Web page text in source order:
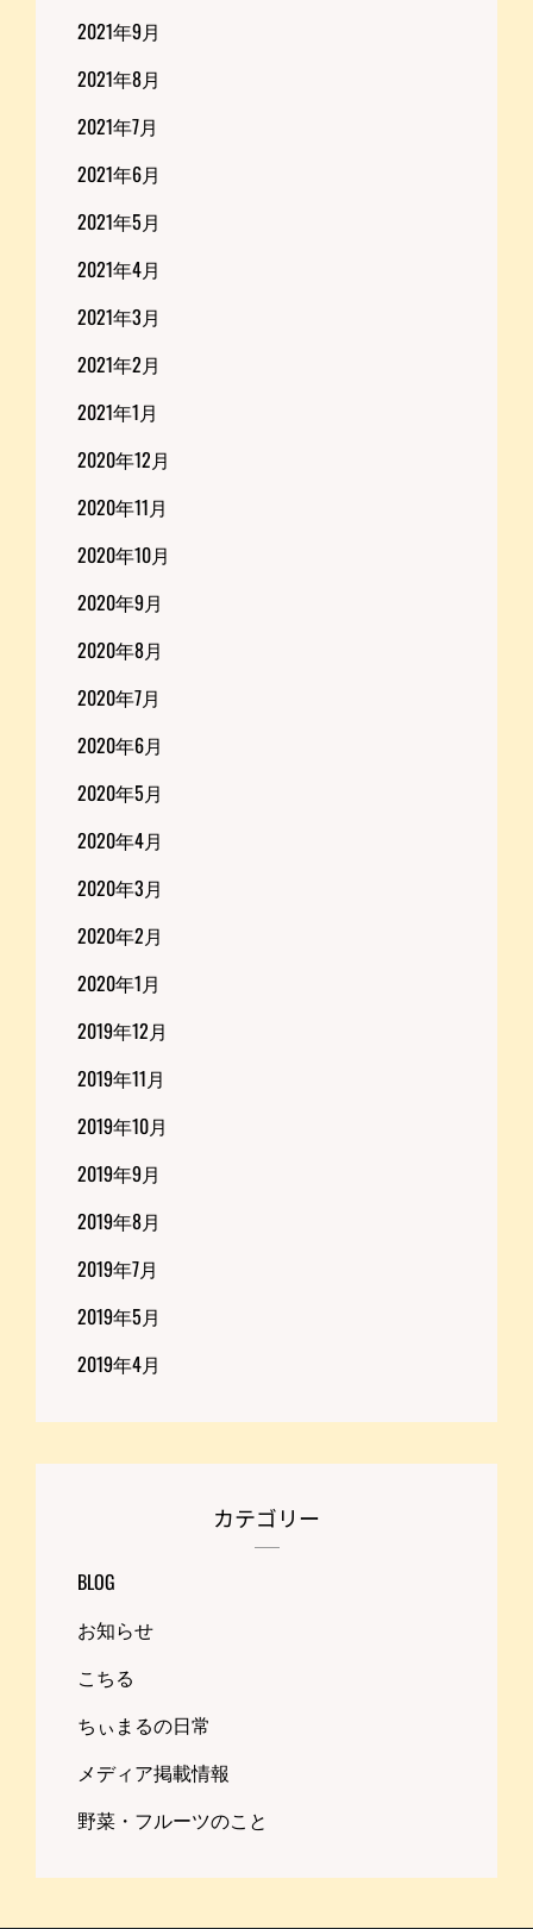
2021年9月
2021年8月
2021年7月
2021年6月
2021年5月
2021年4月
2021年3月
2021年2月
2021年1月
2020年12月
2020年11月
2020年10月
2020年9月
2020年8月
2020年7月
2020年6月
2020年5月
2020年4月
2020年3月
2020年2月
2020年1月
2019年12月
2019年11月
2019年10月
2019年9月
2019年8月
2019年7月
2019年5月
2019年4月
カテゴリー
BLOG
お知らせ
こちる
ちぃまるの日常
メディア掲載情報
野菜・フルーツのこと